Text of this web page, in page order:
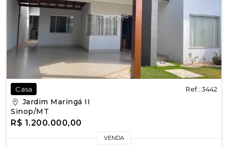
Casa Ref.: 3442
Jardim Maringá II
Sinop/MT
R$ 1.200.000,00
VENDA